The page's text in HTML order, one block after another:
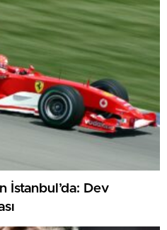
İstanbul’da: Dev